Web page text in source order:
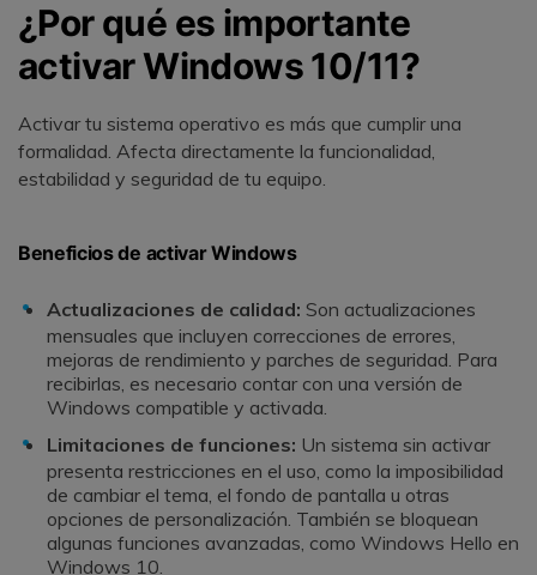
¿Por qué es importante
activar Windows 10/11?
Activar tu sistema operativo es más que cumplir una
formalidad. Afecta directamente la funcionalidad,
estabilidad y seguridad de tu equipo.
Beneficios de activar Windows
Actualizaciones de calidad: Son actualizaciones
mensuales que incluyen correcciones de errores,
mejoras de rendimiento y parches de seguridad. Para
recibirlas, es necesario contar con una versión de
Windows compatible y activada.
Limitaciones de funciones: Un sistema sin activar
presenta restricciones en el uso, como la imposibilidad
de cambiar el tema, el fondo de pantalla u otras
opciones de personalización. También se bloquean
algunas funciones avanzadas, como Windows Hello en
Windows 10.